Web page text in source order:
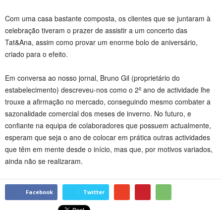
Com uma casa bastante composta, os clientes que se juntaram à
celebração tiveram o prazer de assistir a um concerto das
Tat&Ana, assim como provar um enorme bolo de aniversário,
criado para o efeito.
Em conversa ao nosso jornal, Bruno Gil (proprietário do
estabelecimento) descreveu-nos como o 2º ano de actividade lhe
trouxe a afirmação no mercado, conseguindo mesmo combater a
sazonalidade comercial dos meses de inverno. No futuro, e
confiante na equipa de colaboradores que possuem actualmente,
esperam que seja o ano de colocar em prática outras actividades
que têm em mente desde o início, mas que, por motivos variados,
ainda não se realizaram.
Facebook Twitter